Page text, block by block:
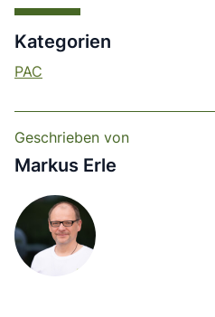
Kategorien
PAC
Geschrieben von
Markus Erle